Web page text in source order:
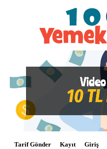
Tarif Gönder Kayıt Giriş